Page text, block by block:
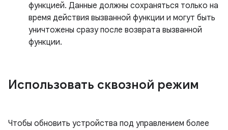
функцией. Данные должны сохраняться только на
время действия вызванной функции и могут быть
уничтожены сразу после возврата вызванной
функции.
Использовать сквозной режим
Чтобы обновить устройства под управлением более